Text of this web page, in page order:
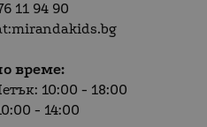
11 94 90
време:
10:00 - 18:00
- 14:00